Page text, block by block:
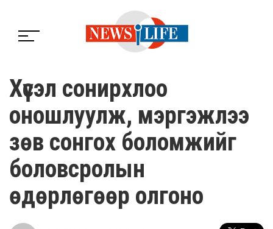
Хүсэл сонирхлоо
оношлуулж, мэргэжлээ
зөв сонгох боломжийг
боловсролын
өдөрлөгөөр олгоно